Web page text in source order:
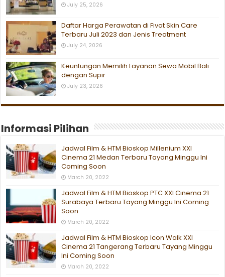
July 25, 2026
Daftar Harga Perawatan di Fivot Skin Care
Terbaru Juli 2023 dan Jenis Treatment
July 24, 2026
Keuntungan Memilih Layanan Sewa Mobil Bali
dengan Supir
July 23, 2026
Informasi Pilihan
Jadwal Film & HTM Bioskop Millenium XXI
Cinema 21 Medan Terbaru Tayang Minggu Ini
Coming Soon
March 20, 2022
Jadwal Film & HTM Bioskop PTC XXI Cinema 21
Surabaya Terbaru Tayang Minggu Ini Coming
Soon
March 20, 2022
Jadwal Film & HTM Bioskop Icon Walk XXI
Cinema 21 Tangerang Terbaru Tayang Minggu
Ini Coming Soon
March 20, 2022